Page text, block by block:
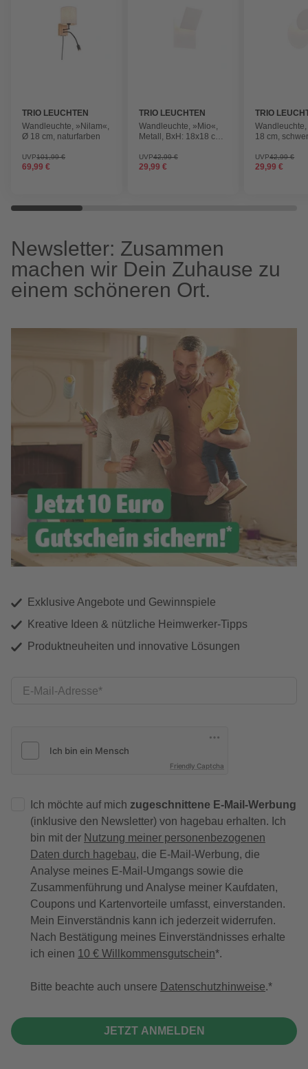
TRIO LEUCHTEN
Wandleuchte, »Nilam«,
Ø 18 cm, naturfarben
UVP101,99 €
69,99 €
TRIO LEUCHTEN
Wandleuchte, »Mio«,
Metall, BxH: 18x18 cm,
UVP42,99 €
29,99 €
TRIO
18 cm,
UVP42,99 €
29,99 €
Newsletter: Zusammen
machen wir Dein Zuhause zu
einem schöneren Ort.
Exklusive Angebote und Gewinnspiele
Kreative Ideen & nützliche Heimwerker-Tipps
Produktneuheiten und innovative Lösungen
E-Mail-Adresse
Friendly Captcha
Ich möchte auf mich zugeschnittene E-Mail-Werbung
(inklusive den Newsletter) von hagebau erhalten. Ich
bin mit der Nutzung meiner personenbezogenen
Daten durch hagebau, die E-Mail-Werbung, die
Analyse meines E-Mail-Umgangs sowie die
Zusammenführung und Analyse meiner Kaufdaten,
Coupons und Kartenvorteile umfasst, einverstanden.
Mein Einverständnis kann ich jederzeit widerrufen.
Nach Bestätigung meines Einverständnisses erhalte
ich einen 10 € Willkommensgutschein*.
Bitte beachte auch unsere Datenschutzhinweise.
JETZT ANMELDEN